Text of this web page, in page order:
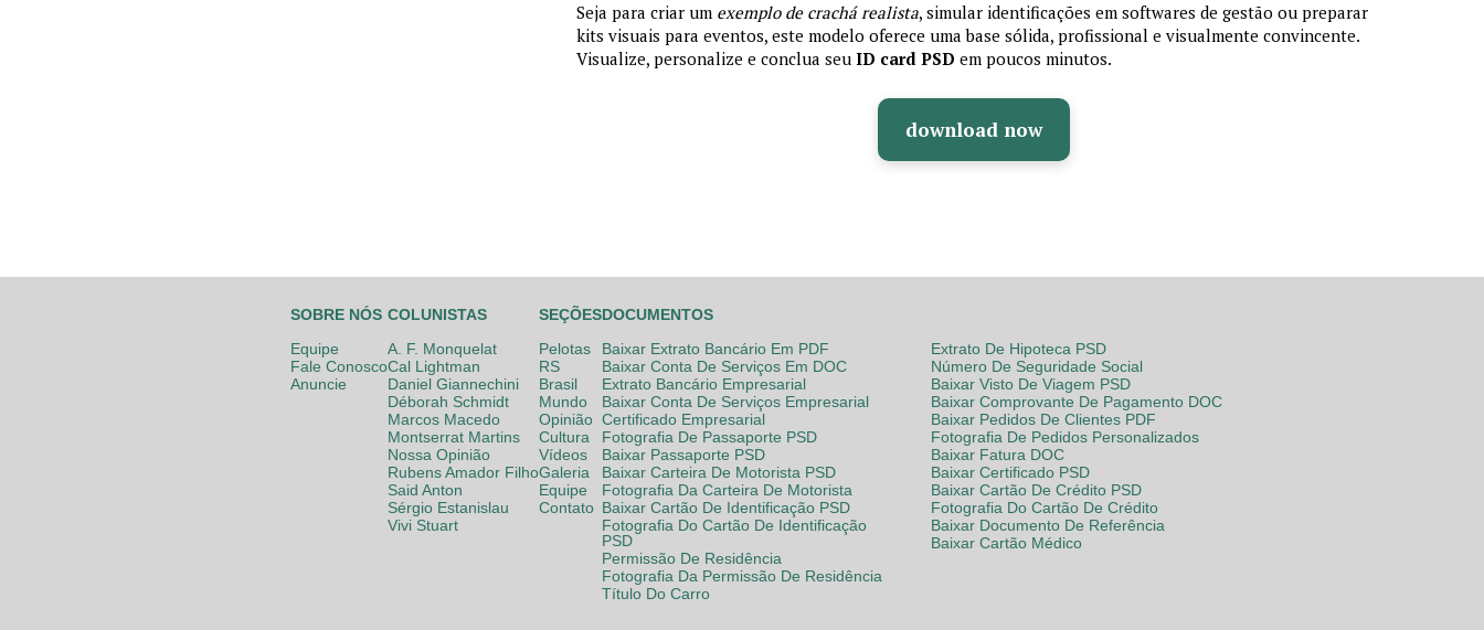
Seja para criar um exemplo de crachá realista, simular identificações em softwares de gestão ou preparar
kits visuais para eventos, este modelo oferece uma base sólida, profissional e visualmente convincente.
Visualize, personalize e conclua seu ID card PSD em poucos minutos.
download now
SOBRE NÓS
Equipe
Fale Conosco
Anuncie
COLUNISTAS
A. F. Monquelat
Cal Lightman
Daniel Giannechini
Déborah Schmidt
Marcos Macedo
Montserrat Martins
Nossa Opinião
Rubens Amador Filho
Said Anton
Sérgio Estanislau
Vivi Stuart
SEÇÕES
Pelotas
RS
Brasil
Mundo
Opinião
Cultura
Vídeos
Galeria
Equipe
Contato
DOCUMENTOS
Baixar Extrato Bancário Em PDF
Baixar Conta De Serviços Em DOC
Extrato Bancário Empresarial
Baixar Conta De Serviços Empresarial
Certificado Empresarial
Fotografia De Passaporte PSD
Baixar Passaporte PSD
Baixar Carteira De Motorista PSD
Fotografia Da Carteira De Motorista
Baixar Cartão De Identificação PSD
Fotografia Do Cartão De Identificação
PSD
Permissão De Residência
Fotografia Da Permissão De Residência
Título Do Carro
Extrato De Hipoteca PSD
Número De Seguridade Social
Baixar Visto De Viagem PSD
Baixar Comprovante De Pagamento DOC
Baixar Pedidos De Clientes PDF
Fotografia De Pedidos Personalizados
Baixar Fatura DOC
Baixar Certificado PSD
Baixar Cartão De Crédito PSD
Fotografia Do Cartão De Crédito
Baixar Documento De Referência
Baixar Cartão Médico